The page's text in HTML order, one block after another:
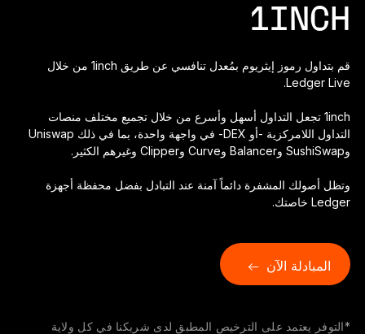
حماية نسخ احتياطي يمكن الاعتماد عليها
محافظ الأجهزة
الملحقات
إصدارات محدودة
شاهد جميع المنتجات
1INCH
قم بتداول رموز إيثريوم بمُعدل تنافسي عن طريق 1inch من خلال
Ledger Live.
1inch تجعل التداول أسهل وأسرع من خلال تجميع مختلف منصات
التداول اللامركزية -أو DEX- في واجهة واحدة، بما في ذلك Uniswap
وSushiSwap وBalancer وCurve وClipper وغيرهم الكثير.
وتظل أصولك المشفرة دائماً آمنة عند التبادل بفضل محفظة أجهزة
Ledger خاصتك.
المبادلة الآن
*التوفر يعتمد على الترخيص المطبق لدى شريكنا في كل ولاية